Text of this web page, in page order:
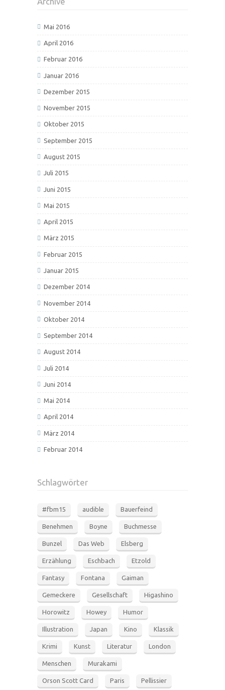
Mai 2016
April 2016
Februar 2016
Januar 2016
Dezember 2015
November 2015
Oktober 2015
September 2015
August 2015
Juli 2015
Juni 2015
Mai 2015
April 2015
März 2015
Februar 2015
Januar 2015
Dezember 2014
November 2014
Oktober 2014
September 2014
August 2014
Juli 2014
Juni 2014
Mai 2014
April 2014
März 2014
Februar 2014
Schlagwörter
#fbm15 audible Bauerfeind
Benehmen Boyne Buchmesse
Bunzel Das Web Elsberg
Erzählung Eschbach Etzold
Fantasy Fontana Gaiman
Gemeckere Gesellschaft Higashino
Horowitz Howey Humor
Illustration Japan Kino Klassik
Krimi Kunst Literatur London
Menschen Murakami
Orson Scott Card Paris Pellissier